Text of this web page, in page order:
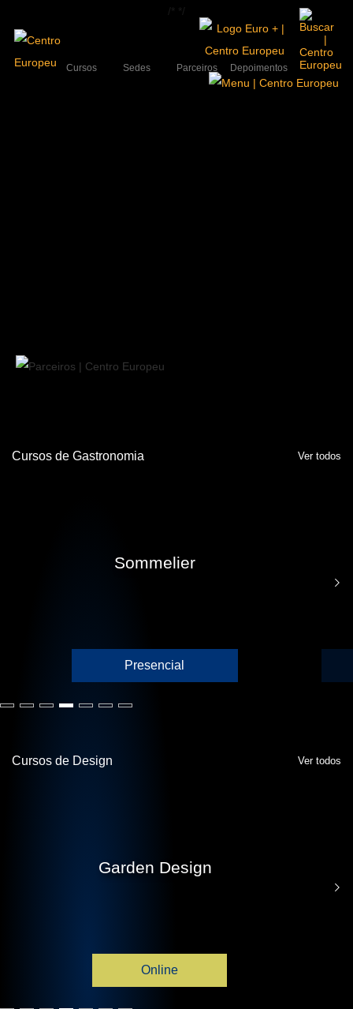
Cursos Sedes Parceiros Depoimentos
/* */
Cursos de Gastronomia Ver todos
Sommelier
Presencial
Cursos de Design Ver todos
Garden Design
Online